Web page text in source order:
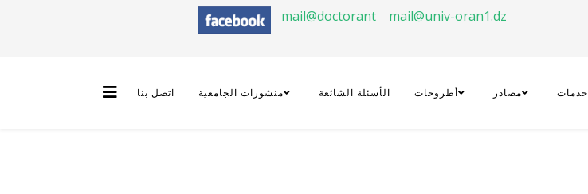
mail@doctorant mail@univ-oran1.dz
خدمات مصادر أطروحات الأسئلة الشائعة منشورات الجامعية اتصل بنا